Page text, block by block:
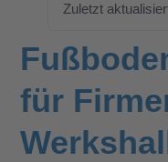
Zuletzt
für